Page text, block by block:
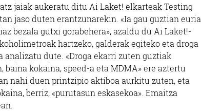
jaiak aukeratu ditu Ai Laket! elkarteak Testing
jaso duten erantzunarekin. «Ia gau guztian euria
bezala gutxi gorabehera», azaldu du Ai Laket!-
hartzeko, galderak egiteko eta droga
analizatu dute. «Droga ekarri zuten guztiak
kokaina, speed-a eta MDMA» ere aztertu
nahi duen printzipio aktiboa aurkitu zuten, eta
berriz, «purutasun eskasekoa». Emaitza